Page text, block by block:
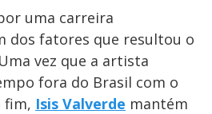
uma carreira
dos fatores que resultou o
vez que a artista
fora do Brasil com o
fim, Isis Valverde mantém